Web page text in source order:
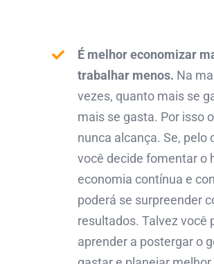
É melhor economizar
trabalhar menos. Na
vezes, quanto mais se
mais se gasta. Por isso
nunca alcança. Se, pelo
você decide fomentar o
economia contínua e
poderá se surpreender
resultados. Talvez você
aprender a postergar o